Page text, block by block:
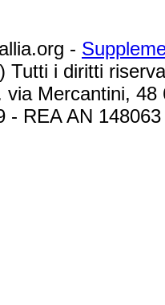
-
Tutti i diritti
via Mercantini,
- REA AN